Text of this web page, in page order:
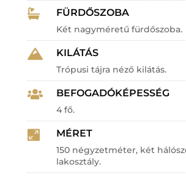
 FÜRDŐSZOBA
Két nagyméretű fürdőszoba.
 KILÁTÁS
Trópusi tájra néző kilátás.
 BEFOGADÓKÉPESSÉG
4 fő.
 MÉRET
150 négyzetméter, két
lakosztály.